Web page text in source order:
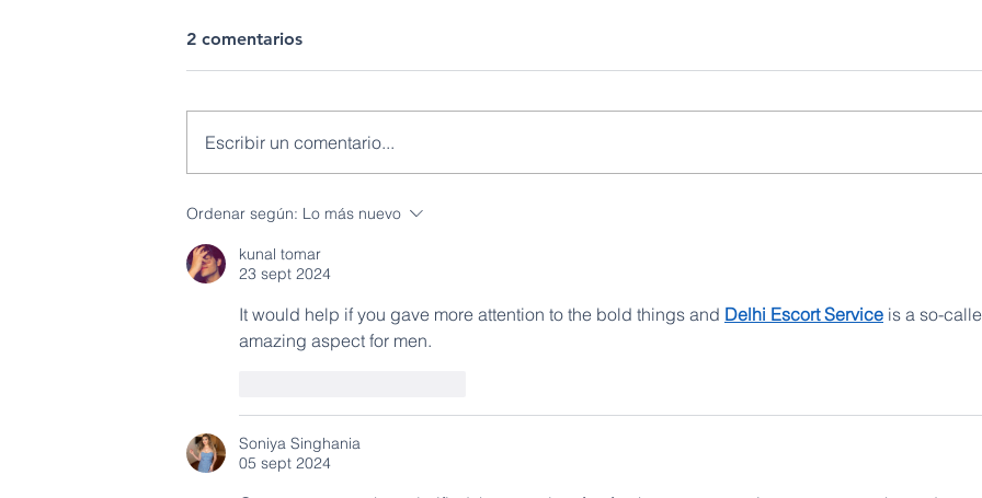
ECSA obtuvo la certificación
su Sistema de Gestión de la
Energía
2 comentarios
Escribir un comentario...
Ordenar según: Lo más nuevo
kunal tomar
23 sept 2024
It would help if you gave more attention to the bold things and Delhi Escort Service is a so-
amazing aspect for men.
Soniya Singhania
05 sept 2024